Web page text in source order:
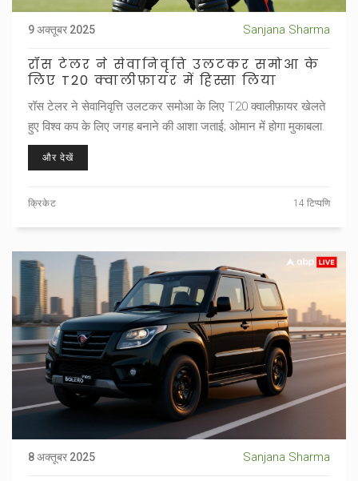
9 अक्तूबर 2025 Sanjana Sharma
रॉस टेलर ने सेवानिवृत्ति उलटकर समोआ के
लिए T20 क्वालीफ़ायर में हिस्सा लिया
रॉस टेलर ने सेवानिवृत्ति उलटकर समोआ के लिए T20 क्वालीफ़ायर खेलते
हुए विश्व कप के लिए जगह बनाने की आशा जताई; ओमान में होगा मुकाबला.
और देखें
क्रिकेट 14 टिप्पणि
8 अक्तूबर 2025 Sanjana Sharma